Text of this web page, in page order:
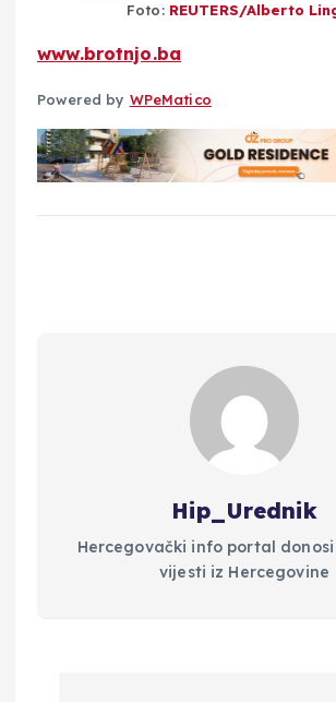
Foto: REUTERS/Alberto
www.brotnjo.ba
Powered by WPeMatico
Hip_Urednik
Hercegovački info portal
vijesti iz Hercegovine